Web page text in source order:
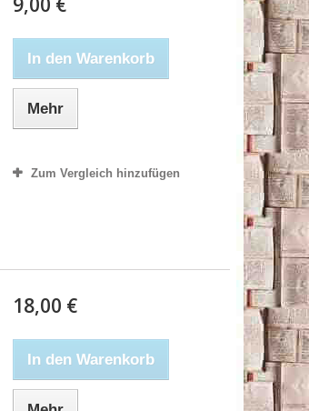
In den Warenkorb
Mehr
Zum Vergleich hinzufügen
18,00 €
In den Warenkorb